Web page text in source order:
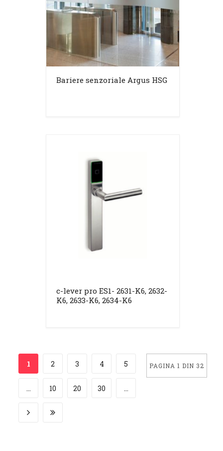
Bariere senzoriale Argus HSG
c-lever pro ES1- 2631-K6, 2632-
K6, 2633-K6, 2634-K6
PAGINA 1 DIN 32
1 2 3 4 5
... 10 20 30 ...